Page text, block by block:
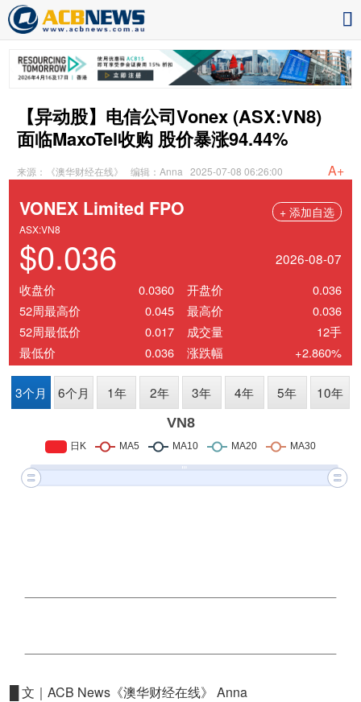
【异动股】电信公司Vonex (ASX:VN8)
面临MaxoTel收购 股价暴涨94.44%
来源：《澳华财经在线》 编辑：Anna 2025-07-08 06:26:00 A+
█ 文｜ACB News《澳华财经在线》 Anna